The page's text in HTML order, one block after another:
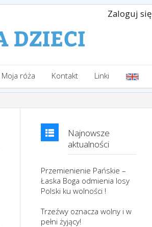
Zaloguj się
Moja róża Kontakt Linki
Najnowsze
aktualności
Przemienienie Pańskie –
Łaska Boga odmienia losy
Polski ku wolności !
Trzeźwy oznacza wolny i w
pełni żyjący!